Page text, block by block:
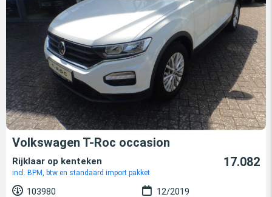
Volkswagen T-Roc occasion
Rijklaar op kenteken
incl. BPM, btw en standaard import pakket
17.082
103980
12/2019